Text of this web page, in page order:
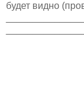
будет видно